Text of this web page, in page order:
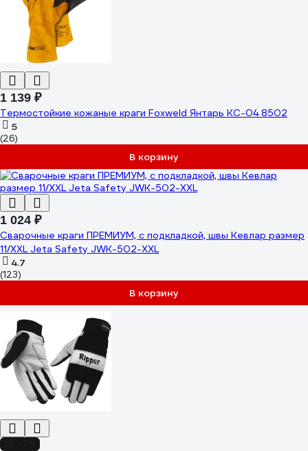
1 139 ₽
Термостойкие кожаные краги Foxweld Янтарь КС-04 8502
5
(26)
В корзину
1 024 ₽
Сварочные краги ПРЕМИУМ, с подкладкой, швы Кевлар размер
11/XXL Jeta Safety JWK-502-XXL
4.7
(123)
В корзину